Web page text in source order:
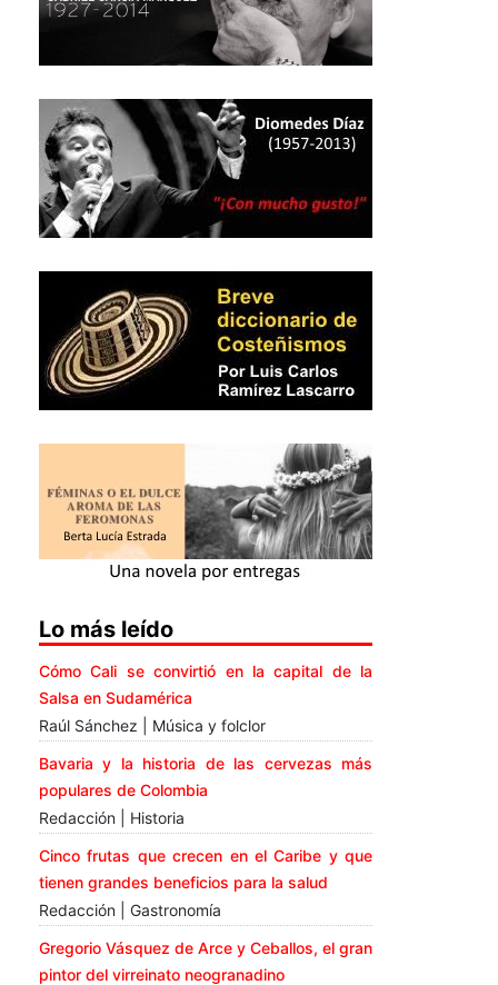
Lo más leído
Cómo Cali se convirtió en la capital de la
Salsa en Sudamérica
Raúl Sánchez | Música y folclor
Bavaria y la historia de las cervezas más
populares de Colombia
Redacción | Historia
Cinco frutas que crecen en el Caribe y que
tienen grandes beneficios para la salud
Redacción | Gastronomía
Gregorio Vásquez de Arce y Ceballos, el gran
pintor del virreinato neogranadino